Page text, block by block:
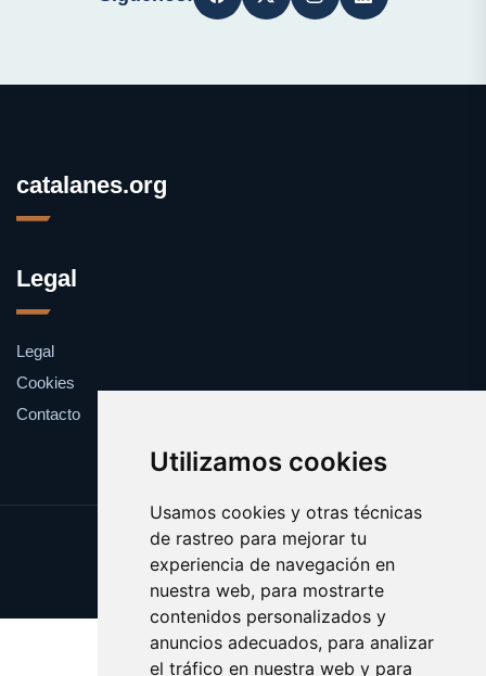
Utilizamos cookies
Usamos cookies y otras técnicas
de rastreo para mejorar tu
experiencia de navegación en
nuestra web, para mostrarte
contenidos personalizados y
anuncios adecuados, para analizar
el tráfico en nuestra web y para
catalanes.org
Legal
Legal
Cookies
Contacto
Update cookies preferences
Copyright © 2025 catalanes.org